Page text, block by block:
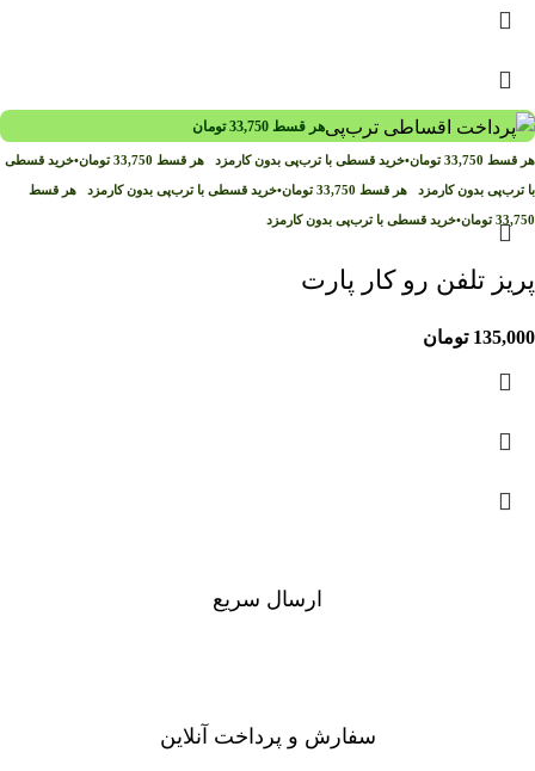
هر قسط 33,750 تومان
هر قسط 33,750 تومان•خرید قسطی با ترب‌پی بدون کارمزد هر قسط 33,750 تومان•خرید قسطی
با ترب‌پی بدون کارمزد هر قسط 33,750 تومان•خرید قسطی با ترب‌پی بدون کارمزد هر قسط
33,750 تومان•خرید قسطی با ترب‌پی بدون کارمزد
پریز تلفن رو کار پارت
135,000 تومان
ارسال سریع
سفارش و پرداخت آنلاین